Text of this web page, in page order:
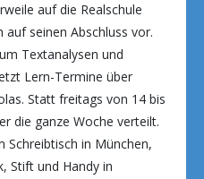
auf die Realschule
seinen Abschluss vor.
Textanalysen und
Lern-Termine über
Statt freitags von 14 bis
die ganze Woche verteilt.
Schreibtisch in München,
Stift und Handy in